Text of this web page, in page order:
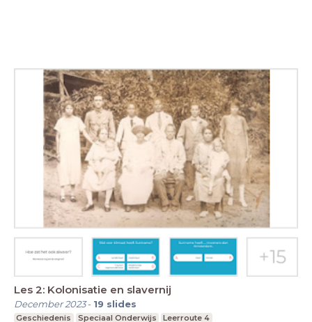
Les 2: Kolonisatie en slavernij
December 2023- 19 slides
Geschiedenis Speciaal Onderwijs Leerroute 4